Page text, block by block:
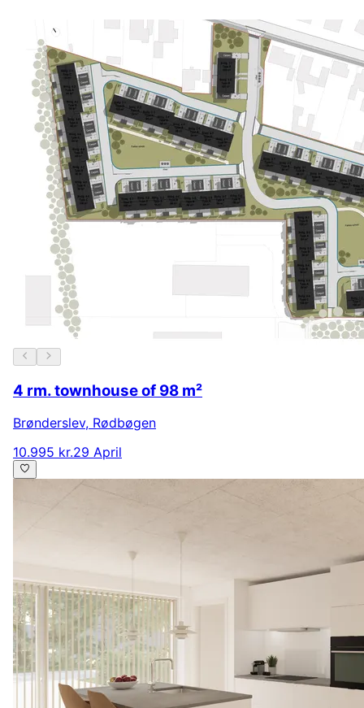
4 rm. townhouse of 98 m²
Brønderslev, Rødbøgen
10.995 kr.29 April